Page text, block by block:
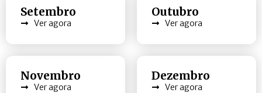
Setembro
Ver agora
Outubro
Ver agora
Novembro
Ver agora
Dezembro
Ver agora